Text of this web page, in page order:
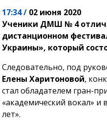
17:34 / 02 июня 2020
Ученики ДМШ № 4
дистанционном
Украины», который
Следовательно, под
Елены Харитоновой,
стал обладателем гран-
«академический вокал» и
лет».